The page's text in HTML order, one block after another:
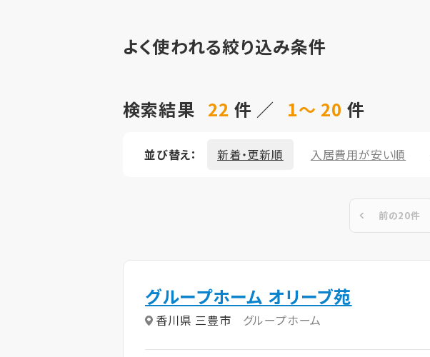
よく使われる絞り込み条件
検索結果 22 件 ／ 1～ 20 件
並び替え： 新着・更新順 入居費用が安い順
前の20件
グループホーム オリーブ苑
香川県 三豊市 グループホーム